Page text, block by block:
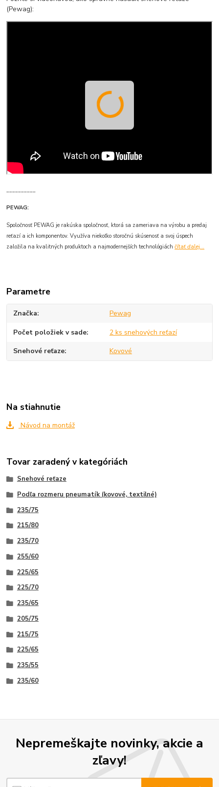
(Pewag):
PEWAG:
Spoločnosť PEWAG je rakúska spoločnosť, ktorá sa zameriava na výrobu a predaj
reťazí a ich komponentov. Využíva niekoľko storočnú skúsenosť a svoj úspech
založila na kvalitných produktoch a najmodernejších technológiáchčítať ďalej...
Parametre
Značka Pewag
Počet položiek v sade 2 ks snehových reťazí
Snehové reťaze Kovové
Na stiahnutie
Návod na montáž
Tovar zaradený v kategóriách
Snehové reťaze
Podľa rozmeru pneumatík (kovové, textilné)
235/75
215/80
235/70
255/60
225/65
225/70
235/65
205/75
215/75
225/65
235/55
235/60
Nepremeškajte novinky, akcie a
zľavy!